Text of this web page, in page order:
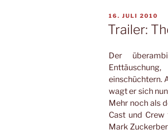
AM
16. JULI 2010
Trailer:
Der
einschüchtern.
wagt er sich
Mehr noch als
Cast und
Mark